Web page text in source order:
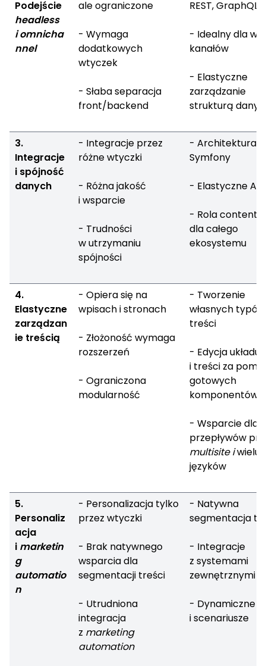
Podejście
headless
i omnicha
nnel
ale ograniczone
- Wymaga
dodatkowych
wtyczek
- Słaba separacja
front/backend
REST, GraphQL
- Idealny dla
kanałów
- Elastyczne
zarządzanie
strukturą
3.
Integracje
i spójność
danych
- Integracje przez
różne wtyczki
- Różna jakość
i wsparcie
- Trudności
w utrzymaniu
spójności
- Architektura
Symfony
- Elastyczne API
- Rola content
dla całego
ekosystemu
4.
Elastyczne
zarządzan
ie treścią
- Opiera się na
wpisach i stronach
- Złożoność wymaga
rozszerzeń
- Ograniczona
modularność
- Tworzenie
własnych typów
treści
- Edycja układu
i treści za
gotowych
komponentów
- Wsparcie dla
przepływów
multisite iwielu
języków
5.
Personaliz
acja
i marketin
g
automatio
n
- Personalizacja tylko
przez wtyczki
- Brak natywnego
wsparcia dla
segmentacji treści
- Utrudniona
integracja
z marketing
automation
- Natywna
segmentacja
- Integracje
z systemami
zewnętrznymi
- Dynamiczne
i scenariusze